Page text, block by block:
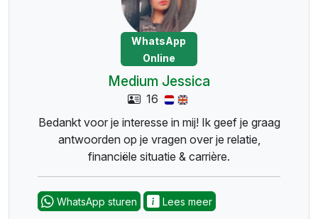
WhatsApp
Online
Medium Jessica
16
Bedankt voor je interesse in mij! Ik geef je graag
antwoorden op je vragen over je relatie,
financiële situatie & carrière.
WhatsApp sturen Lees meer